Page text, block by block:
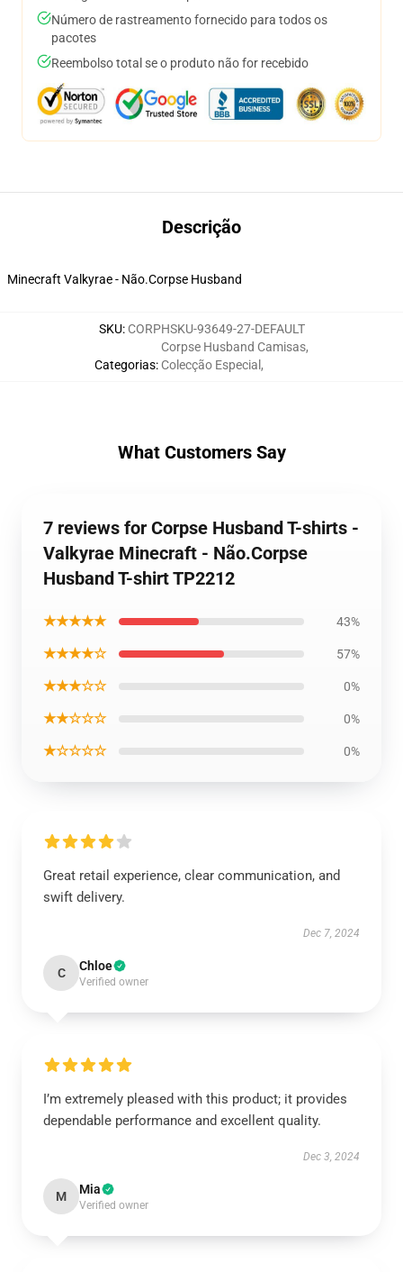
Número de rastreamento fornecido para todos os
pacotes
Reembolso total se o produto não for recebido
Descrição
Minecraft Valkyrae - Não.Corpse Husband
SKU: CORPHSKU-93649-27-DEFAULT
Categorias:
Corpse Husband Camisas,
Colecção Especial ,
What Customers Say
7 reviews for Corpse Husband T-shirts -
Valkyrae Minecraft - Não.Corpse
Husband T-shirt TP2212
★★★★★ 43%
★★★★☆ 57%
★★★☆☆ 0%
★★☆☆☆ 0%
★☆☆☆☆ 0%
Great retail experience, clear communication, and
swift delivery.
Dec 7, 2024
C Chloe
Verified owner
I’m extremely pleased with this product; it provides
dependable performance and excellent quality.
Dec 3, 2024
M Mia
Verified owner